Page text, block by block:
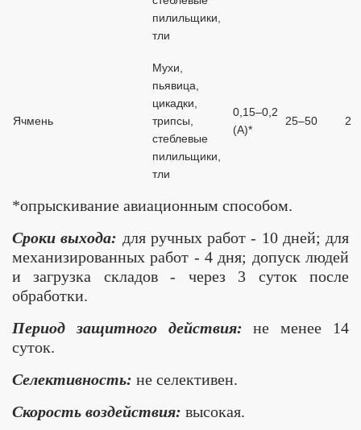
пилильщики,
тли
Ячмень
Мухи,
пьявица,
цикадки,
трипсы,
стеблевые
пилильщики,
тли
0,15–0,2
(А)*
25–50 2
*опрыскивание авиационным способом.
Сроки выхода: для ручных работ - 10 дней; для
механизированных работ - 4 дня; допуск людей
и загрузка складов - через 3 суток после
обработки.
Период защитного действия: не менее 14
суток.
Селективность: не селективен.
Скорость воздействия: высокая.